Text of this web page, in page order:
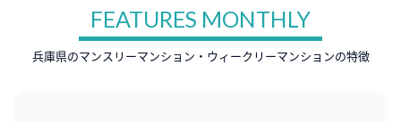
FEATURES MONTHLY
兵庫県のマンスリーマンション・ウィークリーマンションの特徴